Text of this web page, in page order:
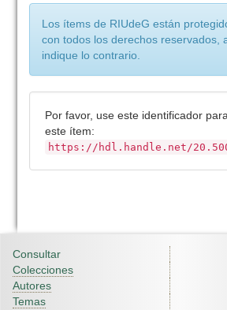
Los ítems de RIUdeG están
con todos los derechos reservados,
indique lo contrario.
Por favor, use este identificador
este ítem:
https://hdl.handle.net/
Consultar
Colecciones
Autores
Temas